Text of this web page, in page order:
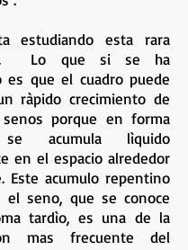
estudiando esta rara
Lo que si se ha
es que el cuadro puede
ràpido crecimiento de
porque en forma
se acumula lìquido
en el espacio alrededor
Este acumulo repentino
seno, que se conoce
tardìo, es una de la
mas frecuente del